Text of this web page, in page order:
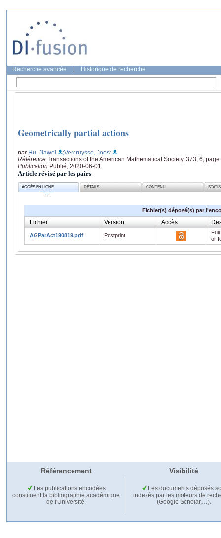
Recherche avancée Historique de recherche
Geometrically partial actions
par Hu, Jiawei
;Vercruysse, Joost
Référence Transactions of the American Mathematical Society, 373, 6,
Publication Publié, 2020-06-01
Article révisé par les pairs
ACCÈS EN LIGNE DÉTAILS CONTENU
Fichier(s) déposé(s) par
Fichier Version Accès
AGParAct190819.pdf Postprint
or
Référencement Visibilité
Les publications encodées
constituent la bibliographie académique
de l'Université.
Les documents déposés
indexés par les moteurs de
(Google Scholar,…).